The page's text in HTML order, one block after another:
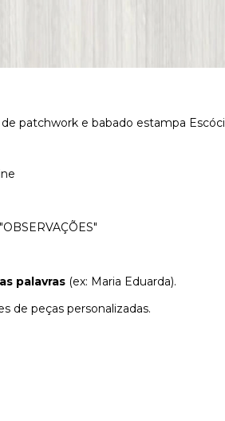
patchwork e babado estampa
palavras (ex: Maria Eduarda).
de peças personalizadas.